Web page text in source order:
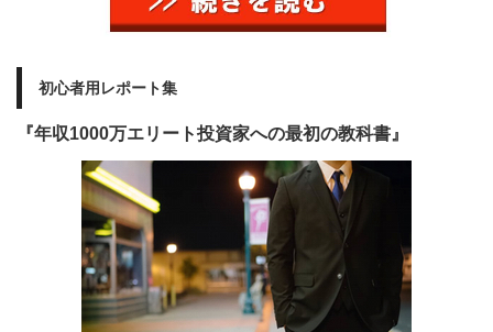
初心者用レポート集
『年収1000万エリート投資家への最初の教科書』